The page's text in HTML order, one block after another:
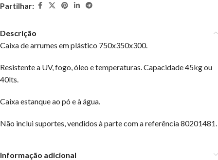
Partilhar:
Descrição
Caixa de arrumes em plástico 750x350x300.
Resistente a UV, fogo, óleo e temperaturas. Capacidade 45kg ou
40lts.
Caixa estanque ao pó e à água.
Não inclui suportes, vendidos à parte com a referência 80201481.
Informação adicional